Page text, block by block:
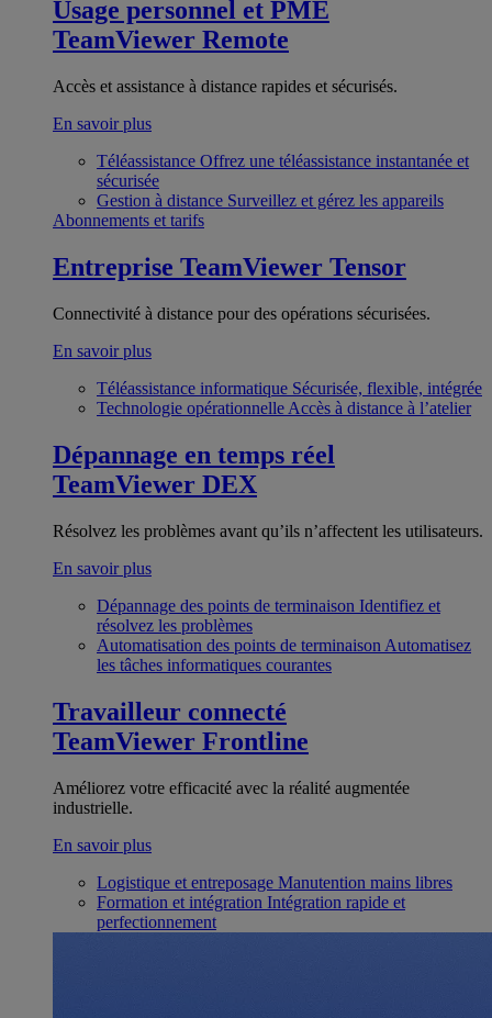
Usage personnel et PME
TeamViewer Remote
Accès et assistance à distance rapides et sécurisés.
En savoir plus
Téléassistance Offrez une téléassistance instantanée et
sécurisée
Gestion à distance Surveillez et gérez les appareils
Abonnements et tarifs
Entreprise TeamViewer Tensor
Connectivité à distance pour des opérations sécurisées.
En savoir plus
Téléassistance informatique Sécurisée, flexible, intégrée
Technologie opérationnelle Accès à distance à l’atelier
Dépannage en temps réel
TeamViewer DEX
Résolvez les problèmes avant qu’ils n’affectent les utilisateurs.
En savoir plus
Dépannage des points de terminaison Identifiez et
résolvez les problèmes
Automatisation des points de terminaison Automatisez
les tâches informatiques courantes
Travailleur connecté
TeamViewer Frontline
Améliorez votre efficacité avec la réalité augmentée
industrielle.
En savoir plus
Logistique et entreposage Manutention mains libres
Formation et intégration Intégration rapide et
perfectionnement